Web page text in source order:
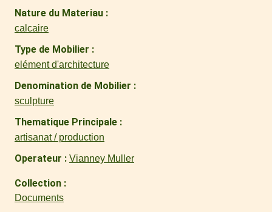
Nature du Materiau
calcaire
Type de Mobilier
elément d'architecture
Denomination de Mobilier
sculpture
Thematique Principale
artisanat / production
Operateur Vianney Muller
Collection
Documents